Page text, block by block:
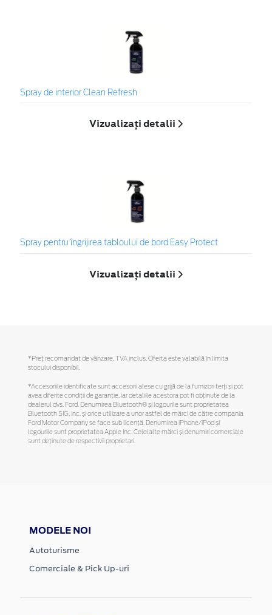
Spray de interior Clean Refresh
Vizualizați detalii
Spray pentru îngrijirea tabloului de bord Easy Protect
Vizualizați detalii
*Preţ recomandat de vânzare, TVA inclus. Oferta este valabilă în limita
stocului disponibil.
*Accesoriile identificate sunt accesorii alese cu grijă de la furnizori terți și pot
avea diferite condiții de garanție, iar detaliile acestora pot fi obținute de la
dealerul dvs. Ford. Denumirea Bluetooth® și logourile sunt proprietatea
Bluetooth SIG, Inc. și orice utilizare a unor astfel de mărci de către compania
Ford Motor Company se face sub licență. Denumirea iPhone/iPod și
logourile sunt proprietatea Apple Inc. Celelalte mărci și denumiri comerciale
sunt deținute de respectivii proprietari.
MODELE NOI
Autoturisme
Comerciale & Pick Up-uri